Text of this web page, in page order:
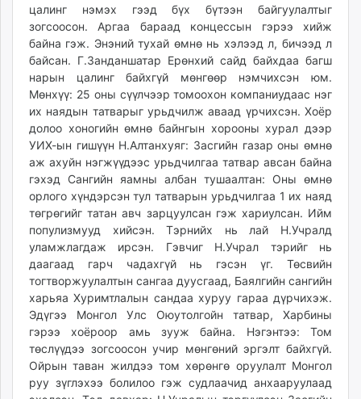
shudarga.mn
shuurhai.mn
unuudur.mn
mglradio.com
fact.mn
itoim.mn
tumen.mn
shuum.mn
times.mn
tvmongolia.mn
mass.mn
unegui.mn
assa.mn
tac.mn
paparazzi.mn
unread.today
цалинг нэмэх гээд бүх бүтээн байгуулалтыг
зогсоосон. Аргаа бараад концессын гэрээ хийж
байна гэж. Энэний тухай өмнө нь хэлээд л, бичээд л
байсан. Г.Занданшатар Ерөнхий сайд байхдаа багш
нарын цалинг байхгүй мөнгөөр нэмчихсэн юм.
Мөнхүү: 25 оны сүүлчээр томоохон компаниудаас нэг
их наядын татварыг урьдчилж аваад үрчихсэн. Хоёр
долоо хоногийн өмнө байнгын хорооны хурал дээр
УИХ-ын гишүүн Н.Алтанхуяг: Засгийн газар оны өмнө
аж ахуйн нэгжүүдээс урьдчилгаа татвар авсан байна
гэхэд Сангийн яамны албан тушаалтан: Оны өмнө
орлого хүндэрсэн тул татварын урьдчилгаа 1 их наяд
төгрөгийг татан авч зарцуулсан гэж хариулсан. Ийм
популизмууд хийсэн. Тэрнийх нь лай Н.Учралд
уламжлагдаж ирсэн. Гэвчиг Н.Учрал тэрийг нь
даагаад гарч чадахгүй нь гэсэн үг. Төсвийн
тогтворжуулалтын сангаа дуусгаад, Баялгийн сангийн
харьяа Хуримтлалын сандаа хуруу гараа дүрчихэж.
Эдүгээ Монгол Улс Оюутолгойн татвар, Харбины
гэрээ хоёроор амь зууж байна. Нэгэнтээ: Том
төслүүдээ зогсоосон учир мөнгөний эргэлт байхгүй.
Ойрын таван жилдээ том хөрөнгө оруулалт Монгол
руу зүглэхээ болилоо гэж судлаачид анхааруулаад